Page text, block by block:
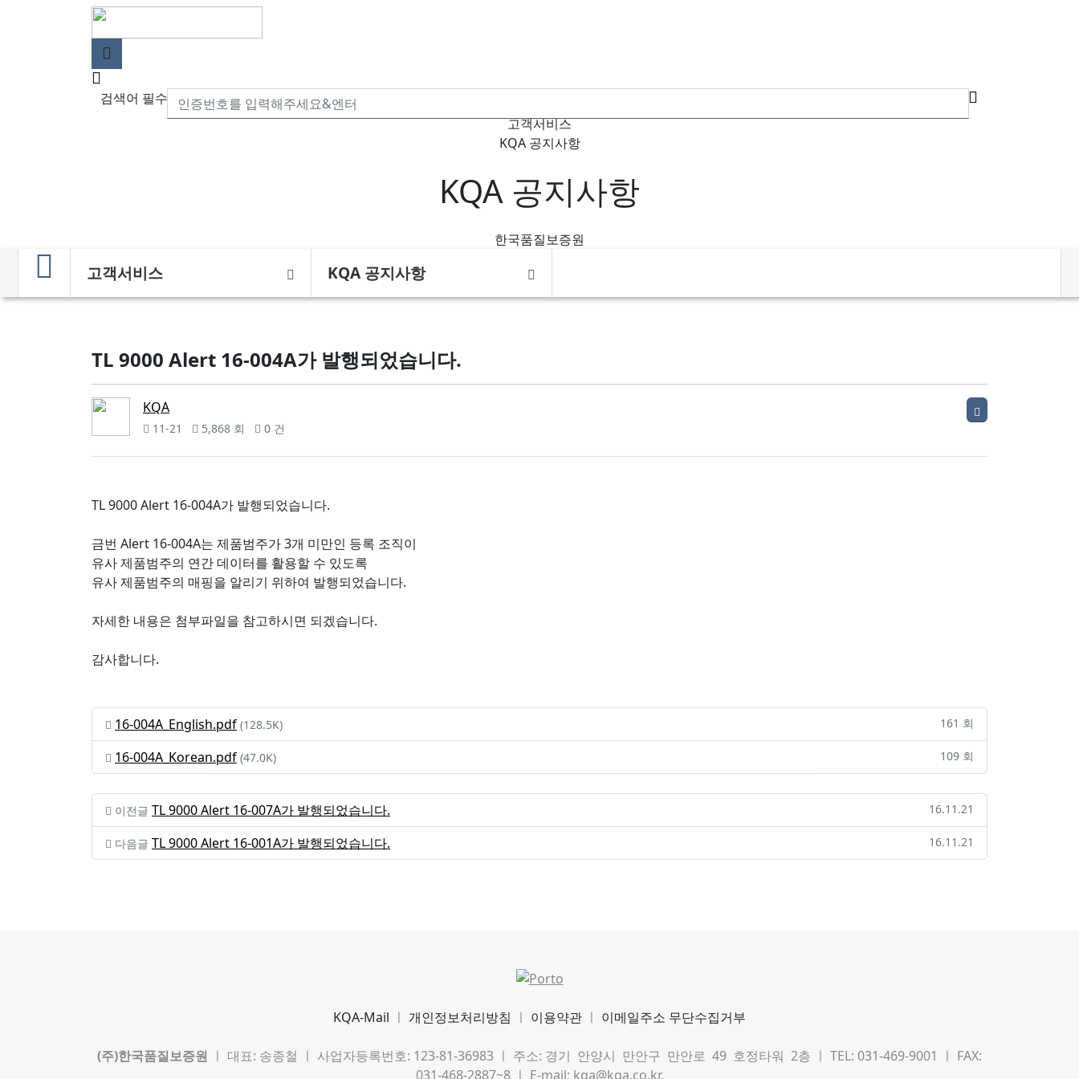
검색어 필수
KQA 공지사항
한국품질보증원
고객서비스
KQA 공지사항
고객서비스 KQA 공지사항
TL 9000 Alert 16-004A가 발행되었습니다.
KQA
11-21 5,868 회 0 건
TL 9000 Alert 16-004A가 발행되었습니다.
금번 Alert 16-004A는 제품범주가 3개 미만인 등록 조직이
유사 제품범주의 연간 데이터를 활용할 수 있도록
유사 제품범주의 매핑을 알리기 위하여 발행되었습니다.
자세한 내용은 첨부파일을 참고하시면 되겠습니다.
감사합니다.
16-004A_English.pdf (128.5K) 161 회
16-004A_Korean.pdf (47.0K) 109 회
이전글 TL 9000 Alert 16-007A가 발행되었습니다. 16.11.21
다음글 TL 9000 Alert 16-001A가 발행되었습니다. 16.11.21
KQA-Mail ㅣ 개인정보처리방침 ㅣ 이용약관 ㅣ 이메일주소 무단수집거부
(주)한국품질보증원 ㅣ 대표: 송종철 ㅣ 사업자등록번호: 123-81-36983 ㅣ 주소: 경기 안양시 만안구 만안로 49 호정타워 2층 ㅣ TEL: 031-469-9001 ㅣ FAX:
031-468-2887~8 ㅣ E-mail: kqa@kqa.co.kr.